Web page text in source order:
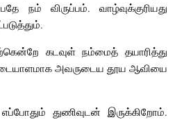
விருப்பம். வாழ்வுக்குரியது
கடவுள் நம்மைத் தயாரித்து
அவருடைய தூய ஆவியை
துணிவுடன் இருக்கிறோம்.